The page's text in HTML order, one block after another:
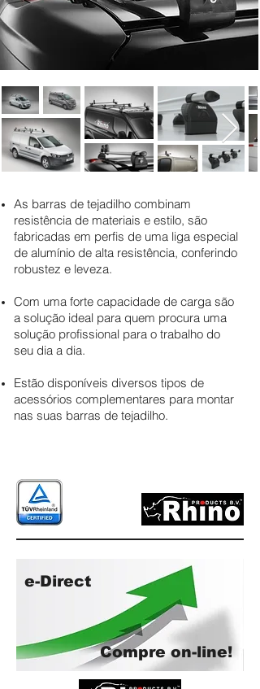
As barras de tejadilho combinam
resistência de materiais e estilo, são
fabricadas em perfis de uma liga especial
de alumínio de alta resistência, conferindo
robustez e leveza.
Com uma forte capacidade de carga são
a solução ideal para quem procura uma
solução profissional para o trabalho do
seu dia a dia.
Estão disponíveis diversos tipos de
acessórios complementares para montar
nas suas barras de tejadilho.
e-Direct
Compre on-line!